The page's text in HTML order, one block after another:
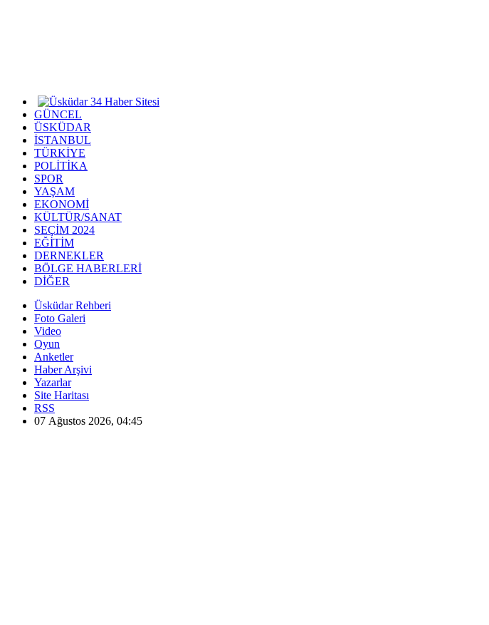
GÜNCEL
ÜSKÜDAR
İSTANBUL
TÜRKİYE
POLİTİKA
SPOR
YAŞAM
EKONOMİ
KÜLTÜR/SANAT
SEÇİM 2024
EĞİTİM
DERNEKLER
BÖLGE HABERLERİ
DİĞER
Üsküdar Rehberi
Foto Galeri
Video
Oyun
Anketler
Haber Arşivi
Yazarlar
Site Haritası
RSS
07 Ağustos 2026, 04:45